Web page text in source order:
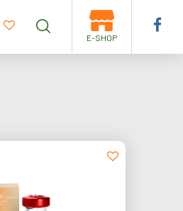
E-SHOP